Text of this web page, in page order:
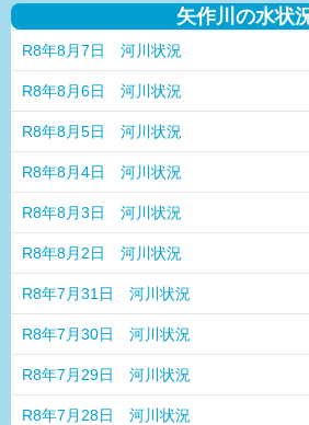
矢作川の水状
R8年8月7日 河川状況
R8年8月6日 河川状況
R8年8月5日 河川状況
R8年8月4日 河川状況
R8年8月3日 河川状況
R8年8月2日 河川状況
R8年7月31日 河川状況
R8年7月30日 河川状況
R8年7月29日 河川状況
R8年7月28日 河川状況